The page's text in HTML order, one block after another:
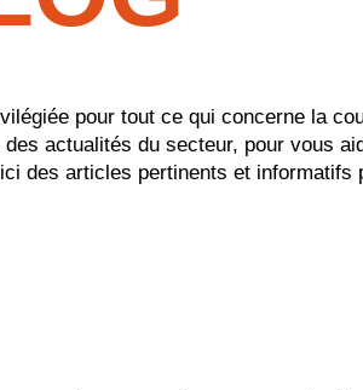
pour tout ce qui concerne la
actualités du secteur, pour vous
des articles pertinents et informatifs